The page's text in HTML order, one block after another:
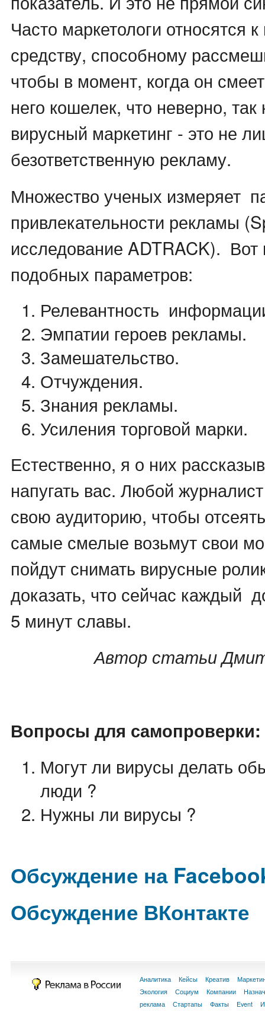
Часто маркетологи относятся
средству, способному
чтобы в момент, когда он
него кошелек, что неверно,
вирусный маркетинг - это не
безответственную рекламу.
Множество ученых измеряет
привлекательности рекламы
исследование ADTRACK).
подобных параметров:
Релевантность
Эмпатии героев рекламы.
Замешательство.
Отчуждения.
Знания рекламы.
Усиления торговой марки.
Естественно, я о них
напугать вас. Любой
свою аудиторию, чтобы
самые смелые возьмут свои
пойдут снимать вирусные
доказать, что сейчас каждый
5 минут славы.
Автор статьи
Вопросы для самопроверки:
Могут ли вирусы делать
люди ?
Нужны ли вирусы ?
Обсуждение на
Обсуждение ВКонтакте
Аналитика Кейсы Креатив
Экология
Социум Компании
реклама
Стартапы Факты Event